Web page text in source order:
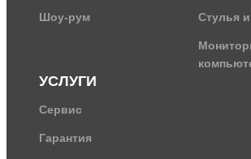
Шоу-рум Стулья
УСЛУГИ
Сервис
Гарантия